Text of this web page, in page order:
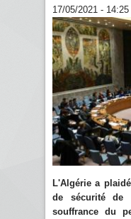
17/05/2021 - 14:25
L'Algérie a
de sécurité de
souffrance du